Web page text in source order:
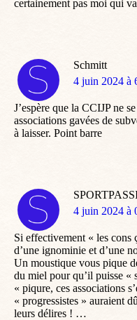
certainement pas moi qui
Schmitt
dit
4 juin 2024 à
J’espère que la CCIJP ne
associations gavées de
à laisser. Point barre
dit
4 juin 2024 à
Si effectivement « les cons
d’une ignominie et d’une
Un moustique vous pique
du miel pour qu’il puisse «
« piqure, ces associations
« progressistes » auraient
leurs délires ! …